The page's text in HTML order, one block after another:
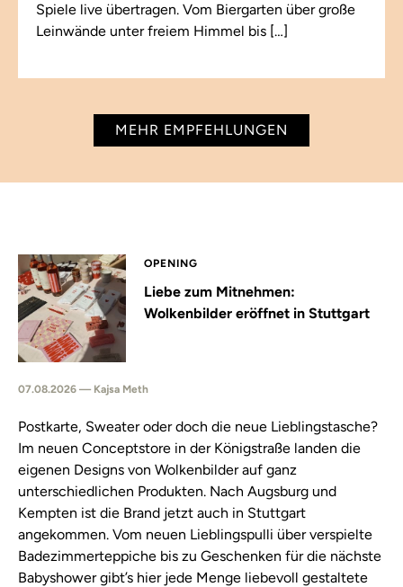
Spiele live übertragen. Vom Biergarten über große
Leinwände unter freiem Himmel bis […]
MEHR EMPFEHLUNGEN
OPENING
Liebe zum Mitnehmen:
Wolkenbilder eröffnet in Stuttgart
07.08.2026 — Kajsa Meth
Postkarte, Sweater oder doch die neue Lieblingstasche?
Im neuen Conceptstore in der Königstraße landen die
eigenen Designs von Wolkenbilder auf ganz
unterschiedlichen Produkten. Nach Augsburg und
Kempten ist die Brand jetzt auch in Stuttgart
angekommen. Vom neuen Lieblingspulli über verspielte
Badezimmerteppiche bis zu Geschenken für die nächste
Babyshower gibt’s hier jede Menge liebevoll gestaltete